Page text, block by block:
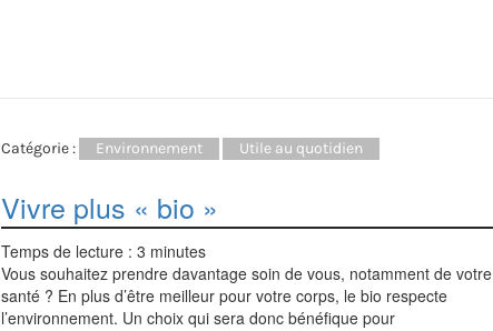
Catégorie : Environnement Utile au quotidien
Vivre plus « bio »
Temps de lecture : 3 minutes
Vous souhaitez prendre davantage soin de vous, notamment de votre
santé ? En plus d’être meilleur pour votre corps, le bio respecte
l’environnement. Un choix qui sera donc bénéfique pour